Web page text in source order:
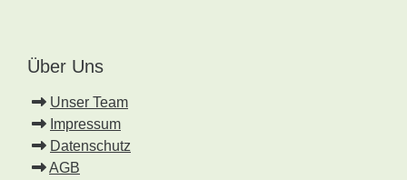
Über Uns
Unser Team
Impressum
Datenschutz
AGB